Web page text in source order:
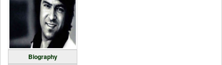
Biography